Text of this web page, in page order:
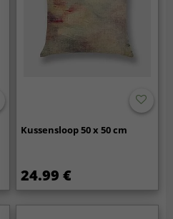
Kussensloop 50 x 50 cm
24.99 €